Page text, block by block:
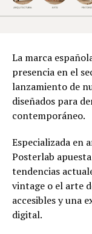
La marca
presencia en el
lanzamiento de
diseñados para
contemporáneo.
Especializada en
Posterlab
tendencias
vintage o el arte
accesibles y una
digital.